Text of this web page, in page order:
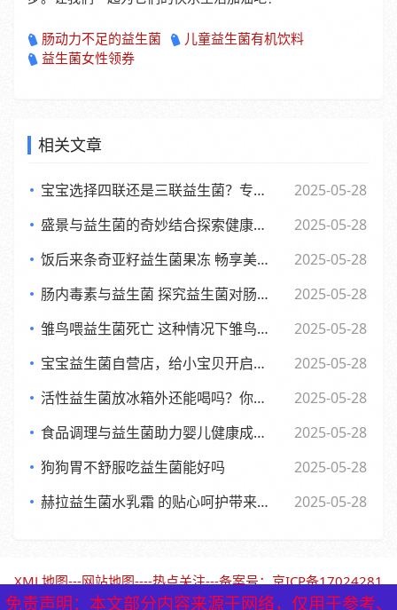
肠动力不足的益生菌
儿童益生菌有机饮料
益生菌女性领券
相关文章
宝宝选择四联还是三联益生菌？专家观点大，妈妈们必看
2025-05-28
盛景与益生菌的奇妙结合探索健康新生活方式
2025-05-28
饭后来条奇亚籽益生菌果冻 畅享美味与健康的小确幸
2025-05-28
肠内毒素与益生菌 探究益生菌对肠内毒素的作用及功效
2025-05-28
雏鸟喂益生菌死亡 这种情况下雏鸟还能否食用
2025-05-28
宝宝益生菌自营店，给小宝贝开启肠道新世界，舒适快乐每一天
2025-05-28
活性益生菌放冰箱外还能喝吗？你可能不知道的
2025-05-28
食品调理与益生菌助力婴儿健康成长的全新探索
2025-05-28
狗狗胃不舒服吃益生菌能好吗
2025-05-28
赫拉益生菌水乳霜 的贴心呵护带来焕新美肌体验
2025-05-28
免责声明：本文部分内容来源于网络，仅用于参考、
XML地图---网站地图----热点关注---备案号：京ICP备17024281
号-1（北京保鹤堂药业）
免责声明：本文部分内容来源于网络，仅用于参考、